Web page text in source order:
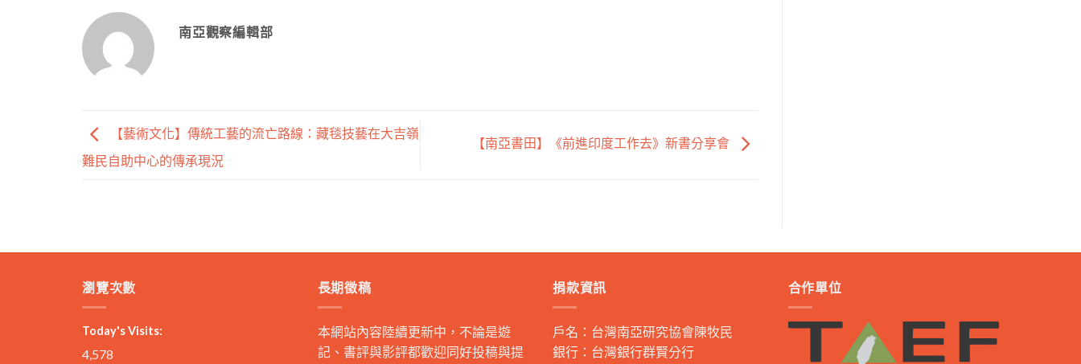
南亞觀察編輯部
【藝術文化】傳統工藝的流亡路線：藏毯技藝在大吉嶺
難民自助中心的傳承現況
【南亞書田】《前進印度工作去》新書分享會
瀏覽次數
Today's Visits:
4,578
長期徵稿
本網站內容陸續更新中，不論是遊
記、書評與影評都歡迎同好投稿與提
捐款資訊
戶名：台灣南亞研究協會陳牧民
銀行：台灣銀行群賢分行
合作單位